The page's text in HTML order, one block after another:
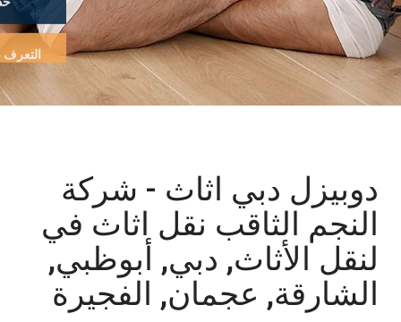
التعرف
دوبيزل دبي اثاث - شركة
النجم الثاقب نقل اثاث في
لنقل الأثاث, دبي, أبوظبي,
الشارقة, عجمان, الفجيرة